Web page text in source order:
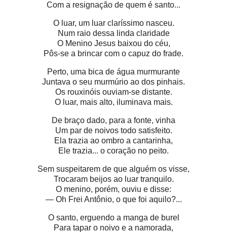
Com a resignação de quem é santo...
O luar, um luar claríssimo nasceu.
Num raio dessa linda claridade
O Menino Jesus baixou do céu,
Pôs-se a brincar com o capuz do frade.
Perto, uma bica de água murmurante
Juntava o seu murmúrio ao dos pinhais.
Os rouxinóis ouviam-se distante.
O luar, mais alto, iluminava mais.
De braço dado, para a fonte, vinha
Um par de noivos todo satisfeito.
Ela trazia ao ombro a cantarinha,
Ele trazia... o coração no peito.
Sem suspeitarem de que alguém os visse,
Trocaram beijos ao luar tranquilo.
O menino, porém, ouviu e disse:
— Oh Frei Antônio, o que foi aquilo?...
O santo, erguendo a manga de burel
Para tapar o noivo e a namorada,